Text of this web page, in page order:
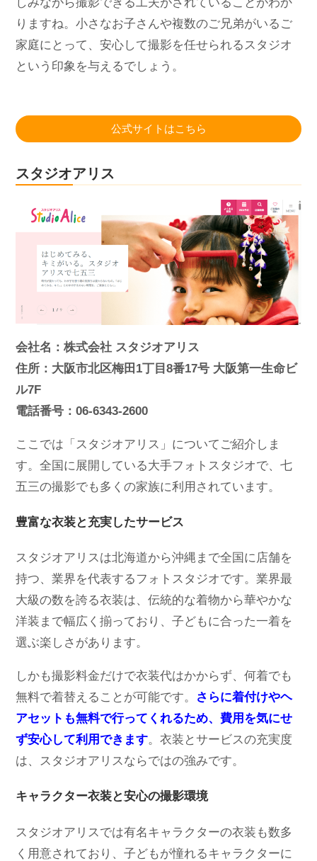
りますね。小さなお子さんや複数のご兄弟がいるご
家庭にとって、安心して撮影を任せられるスタジオ
という印象を与えるでしょう。
公式サイトはこちら
スタジオアリス
会社名：株式会社 スタジオアリス
住所：大阪市北区梅田1丁目8番17号 大阪第一生命ビ
ル7F
電話番号：06-6343-2600
ここでは「スタジオアリス」についてご紹介しま
す。全国に展開している大手フォトスタジオで、七
五三の撮影でも多くの家族に利用されています。
豊富な衣装と充実したサービス
スタジオアリスは北海道から沖縄まで全国に店舗を
持つ、業界を代表するフォトスタジオです。業界最
大級の数を誇る衣装は、伝統的な着物から華やかな
洋装まで幅広く揃っており、子どもに合った一着を
選ぶ楽しさがあります。
しかも撮影料金だけで衣装代はかからず、何着でも
無料で着替えることが可能です。
さらに着付けやヘ
アセットも無料で行ってくれるため、費用を気にせ
ず安心して利用できます。衣装とサービスの充実度
は、スタジオアリスならではの強みです。
キャラクター衣装と安心の撮影環境
スタジオアリスでは有名キャラクターの衣装も数多
く用意されており、子どもが憧れるキャラクターに